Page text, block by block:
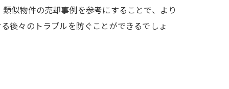
似物件の売却事例を参考にすることで、より
後々のトラブルを防ぐことができるでしょ